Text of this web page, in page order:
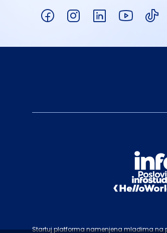
Startuj platforma namenjena mladima na